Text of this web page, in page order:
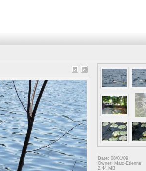
Date: 08/01/09
Owner: Marc-Etienne
2.44 MB